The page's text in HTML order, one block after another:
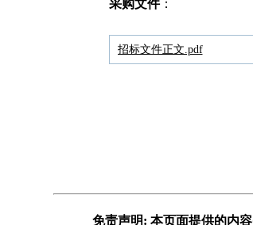
采购文件：
招标文件正文.pdf
免责声明: 本页面提供的内